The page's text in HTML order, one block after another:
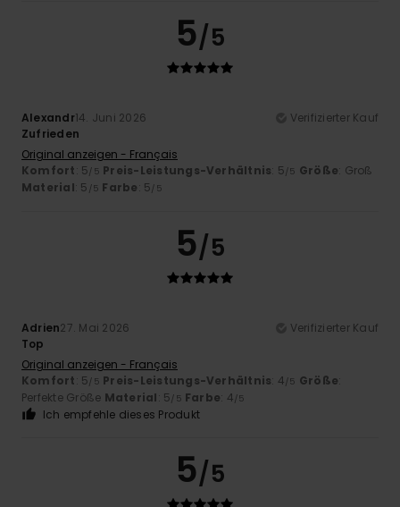
5/5
Alexandr14. Juni 2026
Verifizierter Kauf
Zufrieden
Original anzeigen - Français
Komfort: 5/5 Preis-Leistungs-Verhältnis: 5/5 Größe: Groß
Material: 5 /5 Farbe: 5/5
5/5
Adrien27. Mai 2026
Verifizierter Kauf
Top
Original anzeigen - Français
Komfort: 5/5 Preis-Leistungs-Verhältnis: 4/5 Größe:
Perfekte Größe Material: 5/5 Farbe: 4/5
Ich empfehle dieses Produkt
5/5